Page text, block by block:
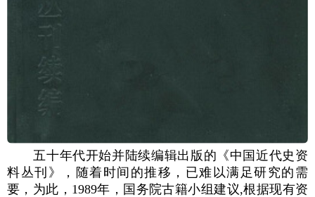
五十年代开始并陆续编辑出版的《中国近代史资
料丛刊》，随着时间的推移，已难以满足研究的需
要，为此，1989年，国务院古籍小组建议,根据现有资